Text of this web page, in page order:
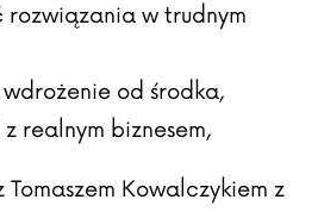
rozwiązania w trudnym
od środka,
z realnym biznesem,
Tomaszem Kowalczykiem z